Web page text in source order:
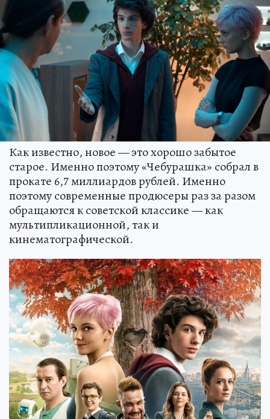
Как известно, новое — это хорошо забытое
старое. Именно поэтому «Чебурашка» собрал в
прокате 6,7 миллиардов рублей. Именно
поэтому современные продюсеры раз за разом
обращаются к советской классике — как
мультипликационной, так и
кинематографической.